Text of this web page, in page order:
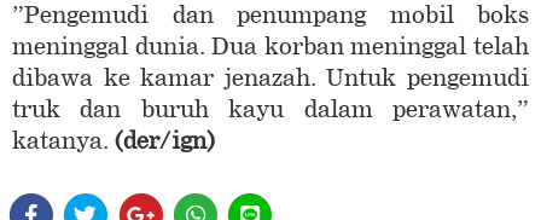
”Pengemudi dan penumpang mobil boks
meninggal dunia. Dua korban meninggal telah
dibawa ke kamar jenazah. Untuk pengemudi
truk dan buruh kayu dalam perawatan,”
katanya. (der/ign)